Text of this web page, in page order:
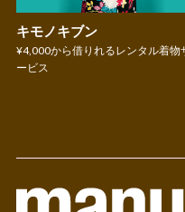
キモノキブン
¥4,000から借りれるレンタル着物
ービス